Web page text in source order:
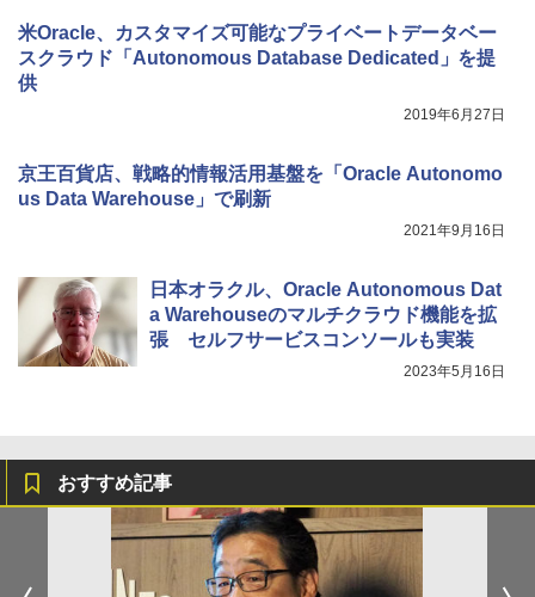
米Oracle、カスタマイズ可能なプライベートデータベー
スクラウド「Autonomous Database Dedicated」を提
供
2019年6月27日
京王百貨店、戦略的情報活用基盤を「Oracle Autonomo
us Data Warehouse」で刷新
2021年9月16日
日本オラクル、Oracle Autonomous Dat
a Warehouseのマルチクラウド機能を拡
張 セルフサービスコンソールも実装
2023年5月16日
おすすめ記事